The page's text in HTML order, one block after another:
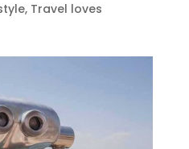
, Travel loves